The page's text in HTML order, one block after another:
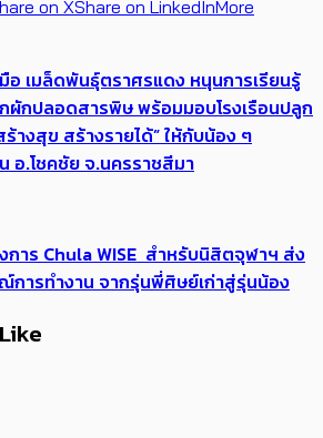
on XShare on LinkedInMore
อ เมล็ดพันธุ์ตราศรแดง หนุนการเรียนรู้
ผักปลอดสารพิษ พร้อมมอบโรงเรือนปลูก
างสุข สร้างรายได้” ให้กับน้อง ๆ
อ.โชคชัย จ.นครราชสีมา
การ Chula WISE สำหรับนิสิตจุฬาฯ ส่ง
การทำงาน จากรุ่นพี่ศิษย์เก่าสู่รุ่นน้อง